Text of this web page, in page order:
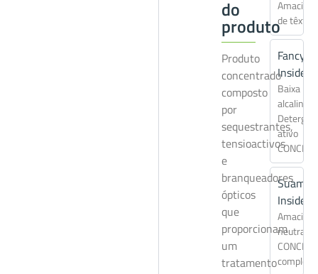
de têxteis
Fancy
Inside
Baixa
ativo
Inside
completo
do
produto
Produto
concentrado
composto
por
sequestrantes,
tensioactivos
e
branqueadores
ópticos
que
proporcionam
um
tratamento